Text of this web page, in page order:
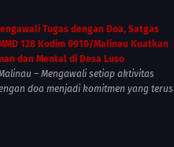
Tugas dengan Doa, Satgas
128 Kodim 0910/Malinau Kuatkan
dan Mental di Desa Luso
– Mengawali setiap aktivitas
doa menjadi komitmen yang terus